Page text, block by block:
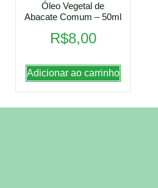
Óleo Vegetal de
Abacate Comum – 50ml
R$8,00
Adicionar ao carrinho